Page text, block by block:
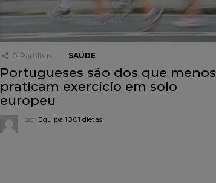
0 Partilhas SAÚDE
Portugueses são dos que menos
praticam exercício em solo
europeu
por Equipa 1001 dietas